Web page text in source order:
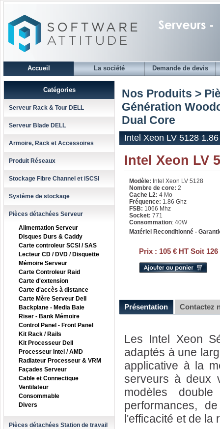
Accueil La société Demande de devis
Catégories
Serveur Rack & Tour DELL
Serveur Blade DELL
Armoire, Rack et Accessoires
Produit Réseaux
Stockage Fibre Channel et iSCSI
Système de stockage
Pièces détachées Serveur
Alimentation Serveur
Disques Durs & Caddy
Carte controleur SCSI / SAS
Lecteur CD / DVD / Disquette
Mémoire Serveur
Carte Controleur Raid
Carte d'extension
Carte d'accès à distance
Carte Mère Serveur Dell
Backplane - Media Baie
Riser - Bank Mémoire
Control Panel - Front Panel
Kit Rack / Rails
Kit Processeur Dell
Processeur Intel / AMD
Radiateur Processeur & VRM
Façades Serveur
Cable et Connectique
Ventilateur
Consommable
Divers
Pièces détachées Station de travail
Nos Produits >
Génération
Dual Core
Intel Xeon LV 5128
Intel Xeon LV
Modèle: Intel Xeon LV 5128
Nombre de core: 2
Cache L2: 4 Mo
Fréquence: 1.86 Ghz
FSB: 1066 Mhz
Socket: 771
Consommation: 40W
Matériel Reconditionné -
Prix : 105 € HT Soit 126
Présentation Contactez
Les Intel Xeon
adaptés à une
applicative à la
serveurs à deux
modèles
performances,
l'efficacité et de la